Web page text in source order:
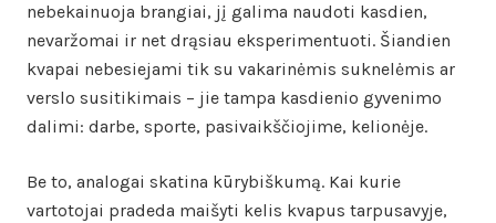
nebekainuoja brangiai, jį galima naudoti kasdien,
nevaržomai ir net drąsiau eksperimentuoti. Šiandien
kvapai nebesiejami tik su vakarinėmis suknelėmis ar
verslo susitikimais – jie tampa kasdienio gyvenimo
dalimi: darbe, sporte, pasivaikščiojime, kelionėje.
Be to, analogai skatina kūrybiškumą. Kai kurie
vartotojai pradeda maišyti kelis kvapus tarpusavyje,